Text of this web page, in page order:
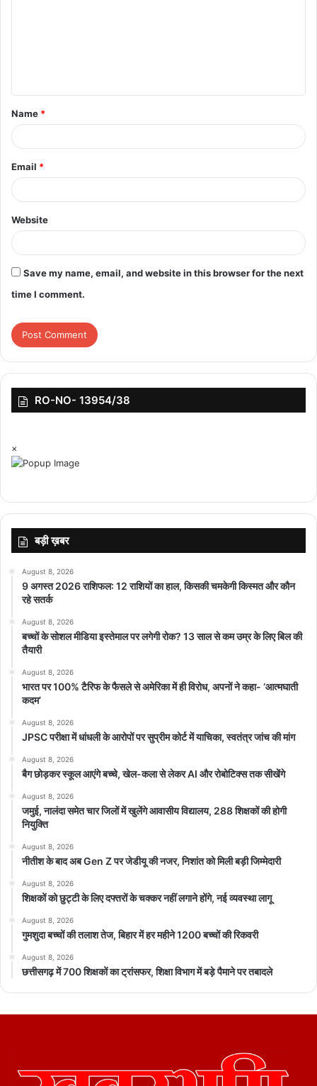
t
*
Name *
Email *
Website
Save my name, email, and website in this browser for the next
time I comment.
RO-NO- 13954/38
×
बड़ी ख़बर
August 8, 2026
9 अगस्त 2026 राशिफल: 12 राशियों का हाल, किसकी चमकेगी किस्मत और कौन
रहे सतर्क
August 8, 2026
बच्चों के सोशल मीडिया इस्तेमाल पर लगेगी रोक? 13 साल से कम उम्र के लिए बिल की
तैयारी
August 8, 2026
भारत पर 100% टैरिफ के फैसले से अमेरिका में ही विरोध, अपनों ने कहा- ‘आत्मघाती
कदम’
August 8, 2026
JPSC परीक्षा में धांधली के आरोपों पर सुप्रीम कोर्ट में याचिका, स्वतंत्र जांच की मांग
August 8, 2026
बैग छोड़कर स्कूल आएंगे बच्चे, खेल-कला से लेकर AI और रोबोटिक्स तक सीखेंगे
August 8, 2026
जमुई, नालंदा समेत चार जिलों में खुलेंगे आवासीय विद्यालय, 288 शिक्षकों की होगी
नियुक्ति
August 8, 2026
नीतीश के बाद अब Gen Z पर जेडीयू की नजर, निशांत को मिली बड़ी जिम्मेदारी
August 8, 2026
शिक्षकों को छुट्टी के लिए दफ्तरों के चक्कर नहीं लगाने होंगे, नई व्यवस्था लागू
August 8, 2026
गुमशुदा बच्चों की तलाश तेज, बिहार में हर महीने 1200 बच्चों की रिकवरी
August 8, 2026
छत्तीसगढ़ में 700 शिक्षकों का ट्रांसफर, शिक्षा विभाग में बड़े पैमाने पर तबादले